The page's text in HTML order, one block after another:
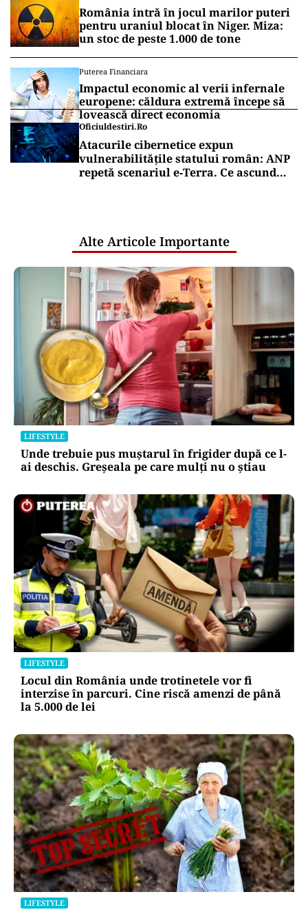
România intră în jocul marilor puteri
pentru uraniul blocat în Niger. Miza:
un stoc de peste 1.000 de tone
Puterea Financiara
Impactul economic al verii infernale
europene: căldura extremă începe să
lovească direct economia
Oficiuldestiri.ro
Atacurile cibernetice expun
vulnerabilitățile statului român: ANP
repetă scenariul e‑Terra. Ce ascund
Alte Articole Importante
LIFESTYLE
Unde trebuie pus muștarul în frigider după ce l-
ai deschis. Greșeala pe care mulți nu o știau
LIFESTYLE
Locul din România unde trotinetele vor fi
interzise în parcuri. Cine riscă amenzi de până
la 5.000 de lei
LIFESTYLE